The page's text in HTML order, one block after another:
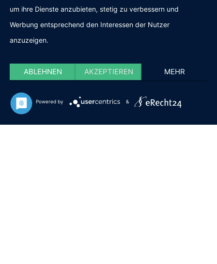
um ihre Dienste anzubieten, stetig zu verbessern und
Werbung entsprechend den Interessen der Nutzer
anzuzeigen.
ABLEHNEN AKZEPTIEREN MEHR
Powered by &